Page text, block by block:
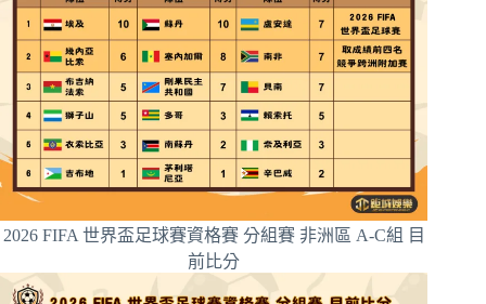
2026 FIFA 世界盃足球賽資格賽 分組賽 非洲區 A-C組 目
前比分